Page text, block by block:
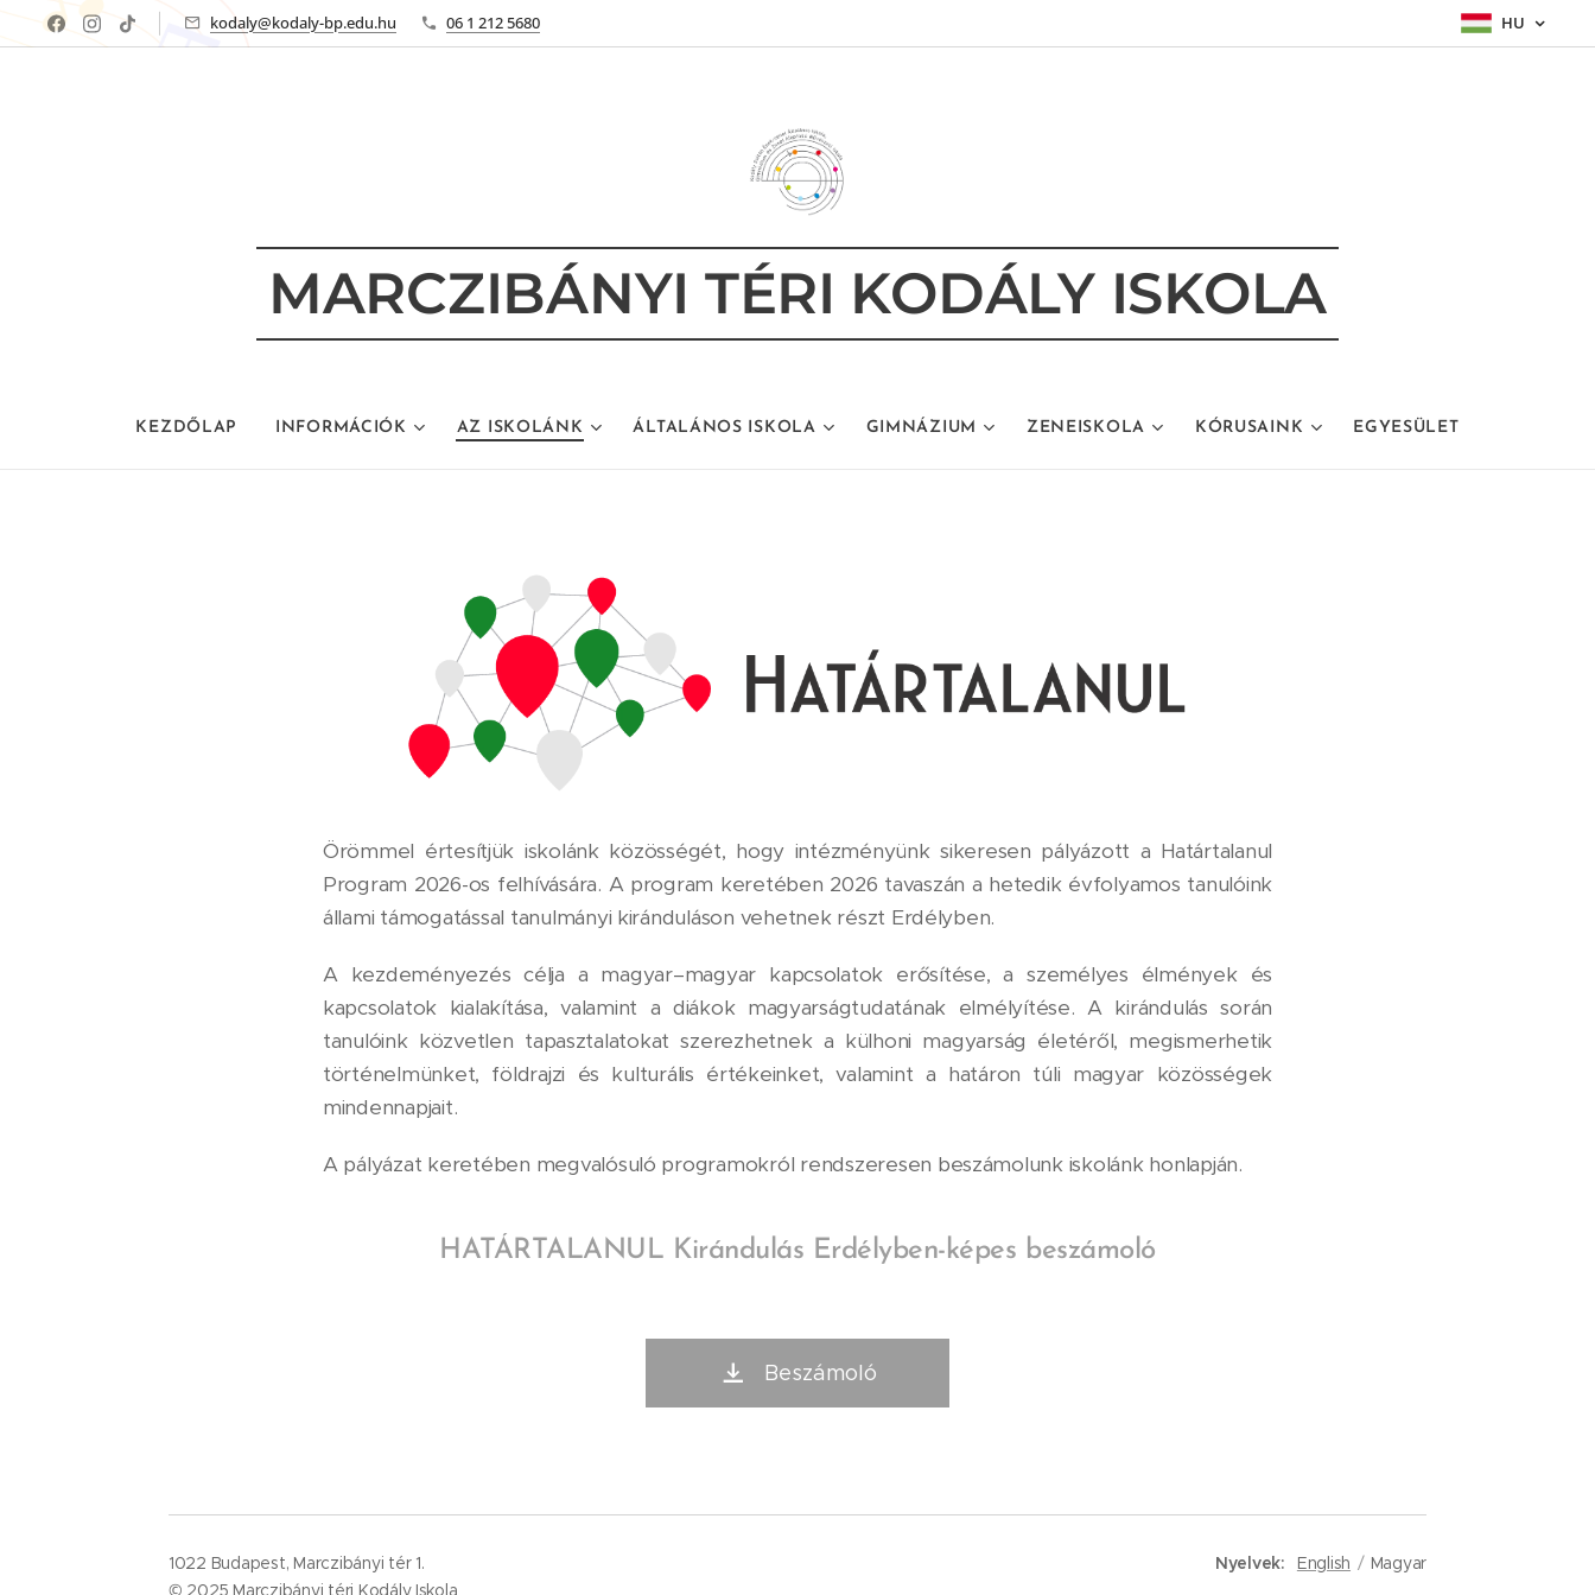
kodaly@kodaly-bp.edu.hu 06 1 212 5680 HU
MARCZIBÁNYI TÉRI KODÁLY ISKOLA
KEZDŐLAP INFORMÁCIÓK AZ ISKOLÁNK ÁLTALÁNOS ISKOLA GIMNÁZIUM ZENEISKOLA KÓRUSAINK EGYESÜLET
Örömmel értesítjük iskolánk közösségét, hogy intézményünk sikeresen pályázott a Határtalanul
Program 2026-os felhívására. A program keretében 2026 tavaszán a hetedik évfolyamos tanulóink
állami támogatással tanulmányi kiránduláson vehetnek részt Erdélyben.
A kezdeményezés célja a magyar–magyar kapcsolatok erősítése, a személyes élmények és
kapcsolatok kialakítása, valamint a diákok magyarságtudatának elmélyítése. A kirándulás során
tanulóink közvetlen tapasztalatokat szerezhetnek a külhoni magyarság életéről, megismerhetik
történelmünket, földrajzi és kulturális értékeinket, valamint a határon túli magyar közösségek
mindennapjait.
A pályázat keretében megvalósuló programokról rendszeresen beszámolunk iskolánk honlapján.
HATÁRTALANUL Kirándulás Erdélyben-képes beszámoló
Beszámoló
1022 Budapest, Marczibányi tér 1.
© 2025 Marczibányi téri Kodály Iskola
Nyelvek English Magyar